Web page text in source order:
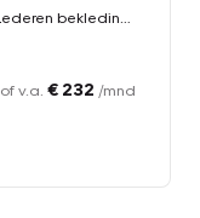
of v.a. € 232 /mnd